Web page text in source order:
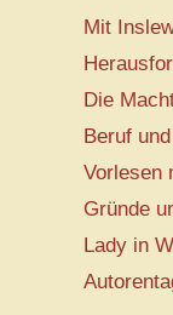
Mit
Die
Beruf
Vorlesen
Gründe
Lady in